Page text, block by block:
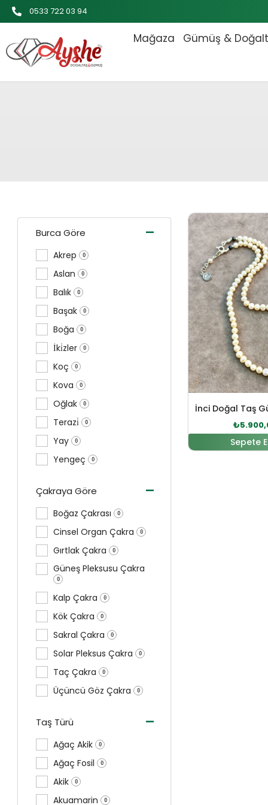
İçeriğe
atla
0533 722 03 94
Mağaza Gümüş &
Burca Göre -
Akrep 0
Aslan 0
Balık 0
Başak 0
Boğa 0
İki̇zler 0
Koç 0
Kova 0
Oğlak 0
Terazi̇ 0
Yay 0
Yengeç 0
Çakraya Göre -
Boğaz Çakrası 0
Cinsel Organ Çakra 0
Gırtlak Çakra 0
Güneş Pleksusu Çakra
0
Kalp Çakra 0
Kök Çakra 0
Sakral Çakra 0
Solar Pleksus Çakra 0
Taç Çakra 0
Üçüncü Göz Çakra 0
Taş Türü -
Ağaç Akik 0
Ağaç Fosil 0
Akik 0
Akuamarin 0
İnci Doğal Taş
Orijinal
₺
Sepete